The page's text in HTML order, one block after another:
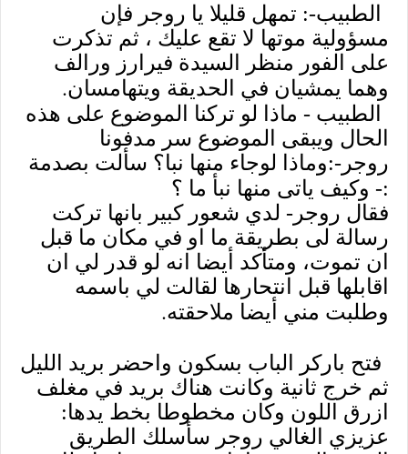
الطبيب-: تمهل قليلا يا روجر فإن
مسؤولية موتها لا تقع عليك ، ثم تذكرت
على الفور منظر السيدة فيرارز ورالف
وهما يمشيان في الحديقة ويتهامسان.
الطبيب - ماذا لو تركنا الموضوع على هذه
الحال ويبقى الموضوع سر مدفونا
روجر-:وماذا لوجاء منها نبا؟ سألت بصدمة
:- وكيف ياتى منها نبأ ما ؟
فقال روجر- لدي شعور كبير بانها تركت
رسالة لى بطريقة ما او في مكان ما قبل
ان تموت، ومتأكد أيضا انه لو قدر لي ان
اقابلها قبل انتحارها لقالت لي باسمه
وطلبت مني أيضا ملاحقته.
فتح باركر الباب بسكون واحضر بريد الليل
ثم خرج ثانية وكانت هناك بريد في مغلف
ازرق اللون وكان مخطوطا بخط يدها:
عزيزي الغالي روجر سأسلك الطريق